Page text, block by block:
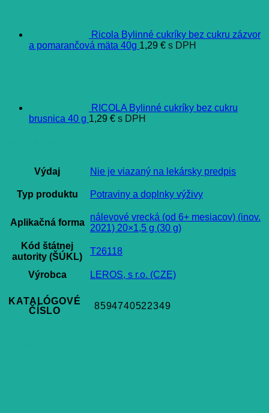
Ricola Bylinné cukríky bez cukru zázvor
a pomarančová mäta 40g 1,29 € s DPH
RICOLA Bylinné cukríky bez cukru
brusnica 40 g 1,29 € s DPH
Výdaj Nie je viazaný na lekársky predpis
Typ produktu Potraviny a doplnky výživy
Aplikačná forma
nálevové vrecká (od 6+ mesiacov) (inov.
2021) 20×1,5 g (30 g)
Kód štátnej
autority (ŠÚKL)
T26118
Výrobca LEROS, s r.o. (CZE)
KATALÓGOVÉ
ČÍSLO
8594740522349